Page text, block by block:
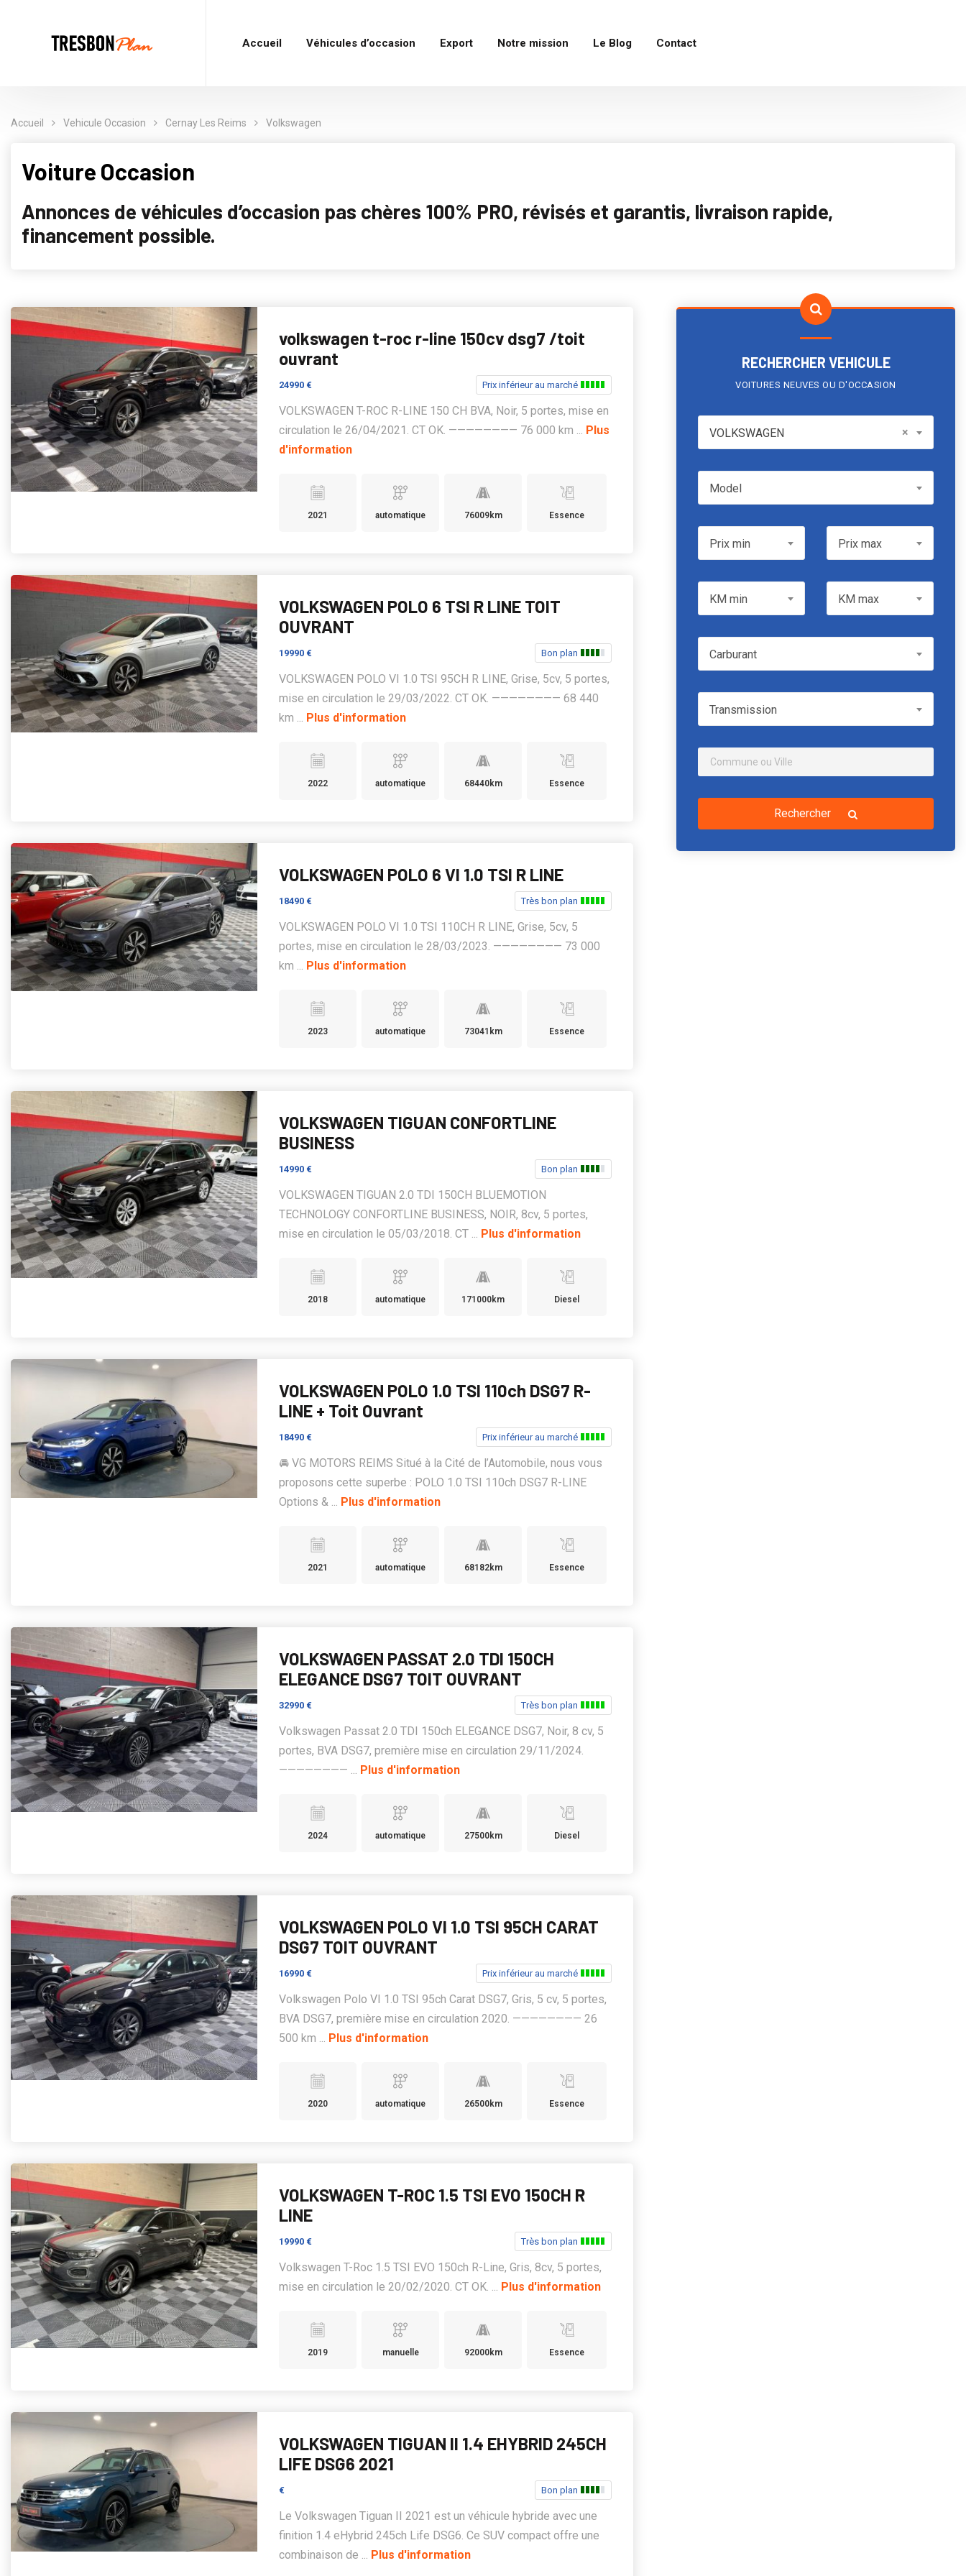
Accueil Véhicules d’occasion Export Notre mission Le Blog Contact
Accueil Vehicule Occasion Cernay Les Reims Volkswagen
Voiture Occasion
Annonces de véhicules d’occasion pas chères 100% PRO, révisés et garantis, livraison rapide,
financement possible.
volkswagen t-roc r-line 150cv dsg7 /toit
ouvrant
24990 € Prix inférieur au marché
VOLKSWAGEN T-ROC R-LINE 150 CH BVA, Noir, 5 portes, mise en
circulation le 26/04/2021. CT OK. ———————— 76 000 km ... Plus
d'information
2021 automatique 76009km Essence
VOLKSWAGEN POLO 6 TSI R LINE TOIT
OUVRANT
19990 € Bon plan
VOLKSWAGEN POLO VI 1.0 TSI 95CH R LINE, Grise, 5cv, 5 portes,
mise en circulation le 29/03/2022. CT OK. ———————— 68 440
km ... Plus d'information
2022 automatique 68440km Essence
VOLKSWAGEN POLO 6 VI 1.0 TSI R LINE
18490 € Très bon plan
VOLKSWAGEN POLO VI 1.0 TSI 110CH R LINE, Grise, 5cv, 5
portes, mise en circulation le 28/03/2023. ———————— 73 000
km ... Plus d'information
2023 automatique 73041km Essence
VOLKSWAGEN TIGUAN CONFORTLINE
BUSINESS
14990 € Bon plan
VOLKSWAGEN TIGUAN 2.0 TDI 150CH BLUEMOTION
TECHNOLOGY CONFORTLINE BUSINESS, NOIR, 8cv, 5 portes,
mise en circulation le 05/03/2018. CT ... Plus d'information
2018 automatique 171000km Diesel
VOLKSWAGEN POLO 1.0 TSI 110ch DSG7 R-
LINE + Toit Ouvrant
18490 € Prix inférieur au marché
🚘 VG MOTORS REIMS Situé à la Cité de l’Automobile, nous vous
proposons cette superbe : POLO 1.0 TSI 110ch DSG7 R-LINE
Options & ... Plus d'information
2021 automatique 68182km Essence
VOLKSWAGEN PASSAT 2.0 TDI 150CH
ELEGANCE DSG7 TOIT OUVRANT
32990 € Très bon plan
Volkswagen Passat 2.0 TDI 150ch ELEGANCE DSG7, Noir, 8 cv, 5
portes, BVA DSG7, première mise en circulation 29/11/2024.
———————— ... Plus d'information
2024 automatique 27500km Diesel
VOLKSWAGEN POLO VI 1.0 TSI 95CH CARAT
DSG7 TOIT OUVRANT
16990 € Prix inférieur au marché
Volkswagen Polo VI 1.0 TSI 95ch Carat DSG7, Gris, 5 cv, 5 portes,
BVA DSG7, première mise en circulation 2020. ———————— 26
500 km ... Plus d'information
2020 automatique 26500km Essence
VOLKSWAGEN T-ROC 1.5 TSI EVO 150CH R
LINE
19990 € Très bon plan
Volkswagen T-Roc 1.5 TSI EVO 150ch R-Line, Gris, 8cv, 5 portes,
mise en circulation le 20/02/2020. CT OK. ... Plus d'information
2019 manuelle 92000km Essence
VOLKSWAGEN TIGUAN II 1.4 EHYBRID 245CH
LIFE DSG6 2021
€ Bon plan
Le Volkswagen Tiguan II 2021 est un véhicule hybride avec une
finition 1.4 eHybrid 245ch Life DSG6. Ce SUV compact offre une
combinaison de ... Plus d'information
RECHERCHER VEHICULE
VOITURES NEUVES OU D'OCCASION
VOLKSWAGEN ×
VOLKSWAGEN
ModelModel
Prix minPrix min Prix maxPrix max
KM min KM max
CarburantCarburant
TransmissionTransmission
Rechercher